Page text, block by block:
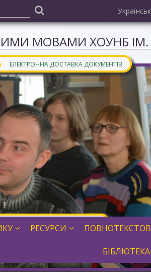
МОВАМИ ХОУНБ
ЕЛЕКТРОННА ДОСТАВКА ДОКУМЕНТІВ
бібліотечного порталу
РЕСУРСИ